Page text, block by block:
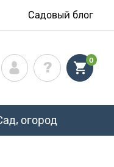
Садовый блог
0
огород